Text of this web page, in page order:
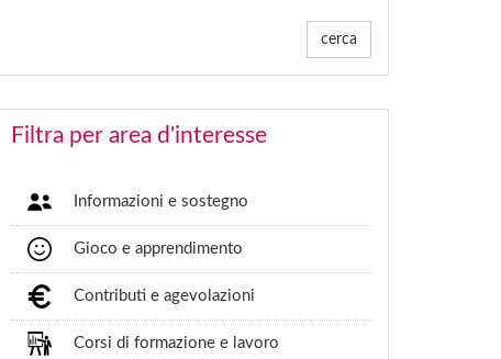
cerca
Filtra per area d'interesse
Informazioni e sostegno
Gioco e apprendimento
Contributi e agevolazioni
Corsi di formazione e lavoro